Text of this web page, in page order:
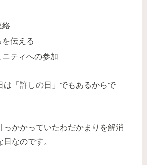
絡
伝える
ニティへの参加
は「許しの日」でもあるからで
っかかっていたわだかまりを解消
なのです。